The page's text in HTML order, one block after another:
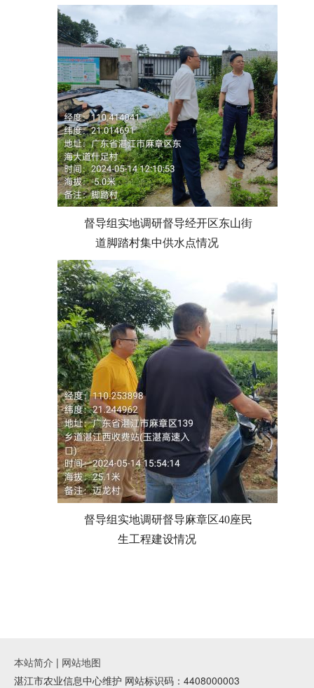
督导组实地调研督导经开区东山街
道脚踏村集中供水点情况
督导组实地调研督导麻章区40座民
生工程建设情况
本站简介 | 网站地图
湛江市农业信息中心维护 网站标识码：4408000003